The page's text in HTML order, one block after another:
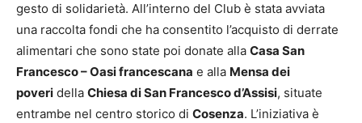
gesto di solidarietà. All’interno del Club è stata avviata
una raccolta fondi che ha consentito l’acquisto di derrate
alimentari che sono state poi donate alla Casa San
Francesco – Oasi francescana e alla Mensa dei
poveri della Chiesa di San Francesco d’Assisi, situate
entrambe nel centro storico di Cosenza. L’iniziativa è